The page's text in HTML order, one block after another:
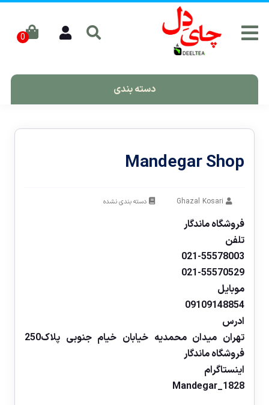
دسته بندی
Mandegar Shop
دسته بندی نشده
فروشگاه ماندگار
تلفن
021-55578003
021-55570529
موبایل
09109148854
ادرس
تهران میدان محمدیه خیابان خیام جنوبی پلاک250
فروشگاه ماندگار
اینستاگرام
Mandegar_1828